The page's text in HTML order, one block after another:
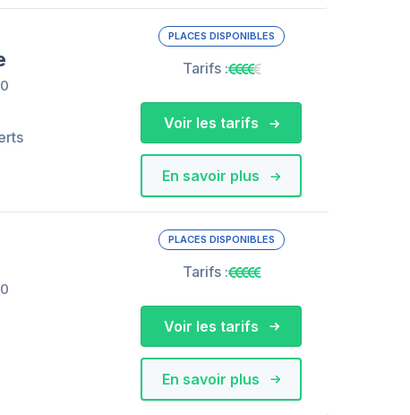
PLACES DISPONIBLES
Tarifs :
En savoir plus
Voir les tarifs
PLACES DISPONIBLES
Tarifs :
En savoir plus
Voir les tarifs